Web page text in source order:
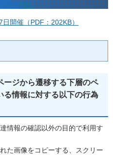
開催（PDF：202KB）
ージから遷移する下層のペ
る情報に対する以下の行為
情報の確認以外の目的で利用す
た画像をコピーする、スクリー